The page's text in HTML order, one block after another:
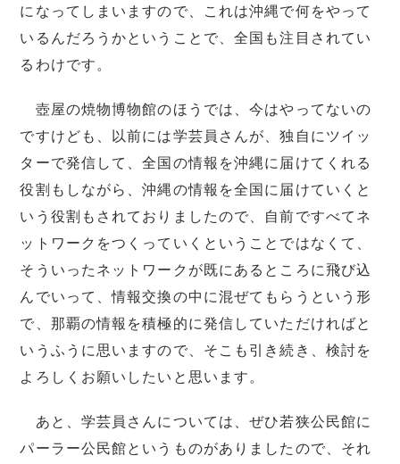
になってしまいますので、これは沖縄で何をやって
いるんだろうかということで、全国も注目されてい
るわけです。
壺屋の焼物博物館のほうでは、今はやってないの
ですけども、以前には学芸員さんが、独自にツイッ
ターで発信して、全国の情報を沖縄に届けてくれる
役割もしながら、沖縄の情報を全国に届けていくと
いう役割もされておりましたので、自前ですべてネ
ットワークをつくっていくということではなくて、
そういったネットワークが既にあるところに飛び込
んでいって、情報交換の中に混ぜてもらうという形
で、那覇の情報を積極的に発信していただければと
いうふうに思いますので、そこも引き続き、検討を
よろしくお願いしたいと思います。
あと、学芸員さんについては、ぜひ若狭公民館に
パーラー公民館というものがありましたので、それ